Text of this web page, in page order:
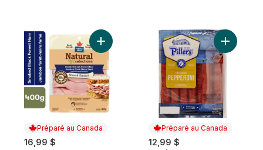
Préparé au Canada
16,99 $
Ajouter Jambon fumé Forêt-Noire
Préparé au Canada
12,99 $
Ajouter